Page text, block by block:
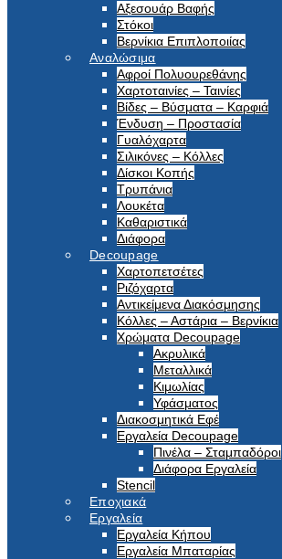
Αξεσουάρ Βαφής
Στόκοι
Βερνίκια Επιπλοποιίας
Αναλώσιμα
Αφροί Πολυουρεθάνης
Χαρτοταινίες – Ταινίες
Βίδες – Βύσματα – Καρφιά
Ένδυση – Προστασία
Γυαλόχαρτα
Σιλικόνες – Κόλλες
Δίσκοι Κοπής
Τρυπάνια
Λουκέτα
Καθαριστικά
Διάφορα
Decoupage
Χαρτοπετσέτες
Ριζόχαρτα
Αντικείμενα Διακόσμησης
Κόλλες – Αστάρια – Βερνίκια
Χρώματα Decoupage
Ακρυλικά
Μεταλλικά
Κιμωλίας
Υφάσματος
Διακοσμητικά Εφέ
Εργαλεία Decoupage
Πινέλα – Σταμπαδόροι
Διάφορα Εργαλεία
Stencil
Εποχιακά
Εργαλεία
Εργαλεία Κήπου
Εργαλεία Μπαταρίας